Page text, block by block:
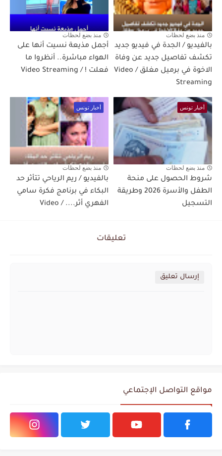
منذ بضع لحظات
بالفيديو / الجدة في فيديو جديد
تكشف تفاصيل جديد عن وفاة
الاخوة في برميل مغلق / Video
Streaming
منذ بضع لحظات
أجمل مذيعة نسيت أنها على
الهواء مباشرة.. أنظروا ما
فعلت ! / Video Streaming
أخبار تونس
منذ بضع لحظات
شروط الحصول على منحة
الطفل والأسرة 2026 وطريقة
التسجيل
أخبار تونس
منذ بضع لحظات
بالفيديو / ريم الرياحي تتأثر حد
البكاء في برنامج فكرة سامي
الفهري أثر.... / Video
تعليقات
إرسال تعليق
مواقع التواصل الإجتماعي